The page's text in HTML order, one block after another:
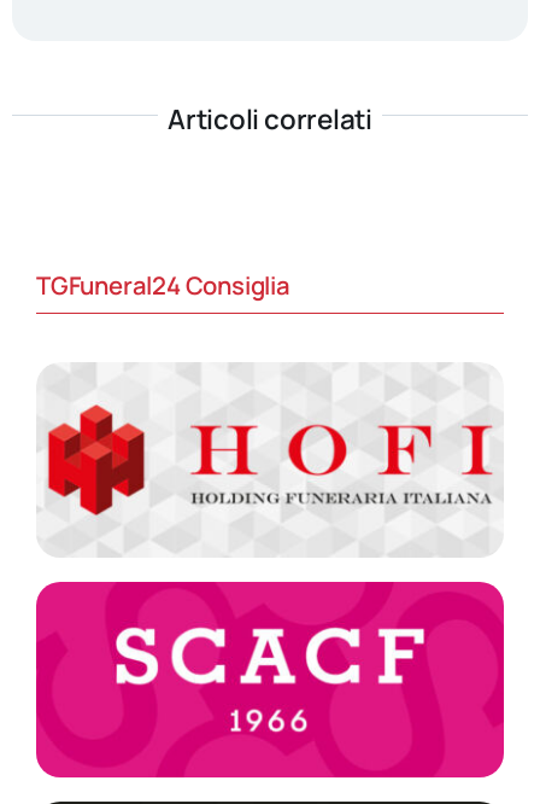
Articoli correlati
TGFuneral24 Consiglia